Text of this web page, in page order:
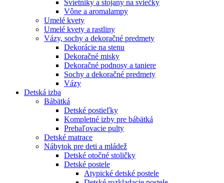
Svietniky a stojany na sviečky
Vône a aromalampy
Umelé kvety
Umelé kvety a rastliny
Vázy, sochy a dekoračné predmety
Dekorácie na stenu
Dekoračné misky
Dekoračné podnosy a taniere
Sochy a dekoračné predmety
Vázy
Detská izba
Bábätká
Detské postieľky
Kompletné izby pre bábätká
Prebaľovacie pulty
Detské matrace
Nábytok pre deti a mládež
Detské otočné stoličky
Detské postele
Atypické detské postele